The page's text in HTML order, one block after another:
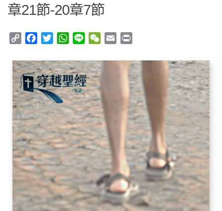
章21節-20章7節
Copy
Facebook
TwitterWhatsApp
Line WeChat
Email